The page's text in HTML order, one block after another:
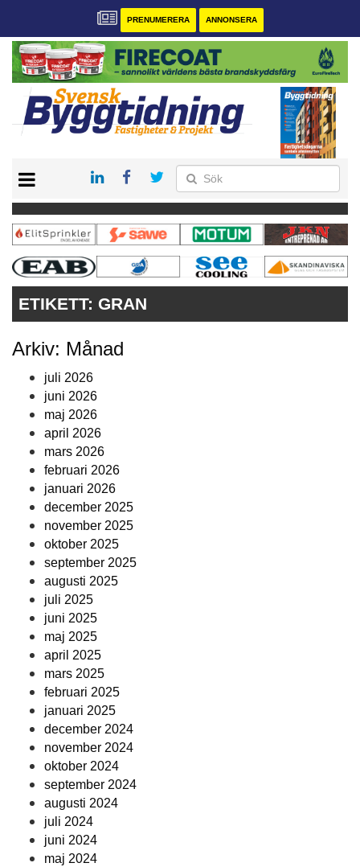
PRENUMERERA ANNONSERA
PRENUMERERA
VÅRA ANDRA MAGASIN
ANNONSERA
KONTAKT
ETIKETT: GRAN
Arkiv: Månad
juli 2026
juni 2026
maj 2026
april 2026
mars 2026
februari 2026
januari 2026
december 2025
november 2025
oktober 2025
september 2025
augusti 2025
juli 2025
juni 2025
maj 2025
april 2025
mars 2025
februari 2025
januari 2025
december 2024
november 2024
oktober 2024
september 2024
augusti 2024
juli 2024
juni 2024
maj 2024